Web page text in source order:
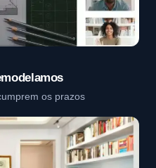
os prazos